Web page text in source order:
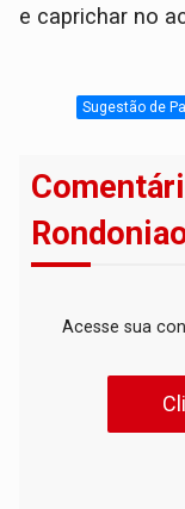
e caprichar no
Sugestão de
Acesse sua